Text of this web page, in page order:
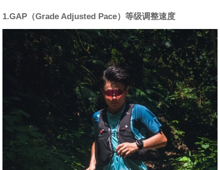
1.GAP（Grade Adjusted Pace）等级调整速度